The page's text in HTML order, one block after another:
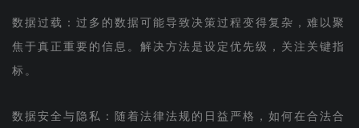
数据过载：过多的数据可能导致决策过程变得复杂，难以聚
焦于真正重要的信息。解决方法是设定优先级，关注关键指
标。
数据安全与隐私：随着法律法规的日益严格，如何在合法合